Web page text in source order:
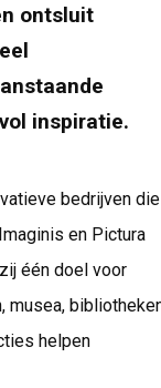
ontsluit
inspiratie.
bedrijven die
en Pictura
één doel voor
musea,
helpen